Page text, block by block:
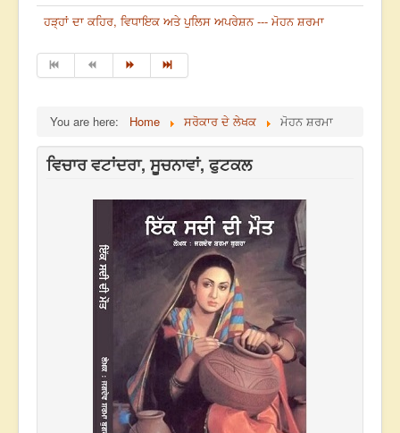
ਹੜ੍ਹਾਂ ਦਾ ਕਹਿਰ, ਵਿਧਾਇਕ ਅਤੇ ਪੁਲਿਸ ਅਪਰੇਸ਼ਨ --- ਮੋਹਨ ਸ਼ਰਮਾ
You are here: Home ਸਰੋਕਾਰ ਦੇ ਲੇਖਕ ਮੋਹਨ ਸ਼ਰਮਾ
ਵਿਚਾਰ ਵਟਾਂਦਰਾ, ਸੂਚਨਾਵਾਂ, ਫੁਟਕਲ